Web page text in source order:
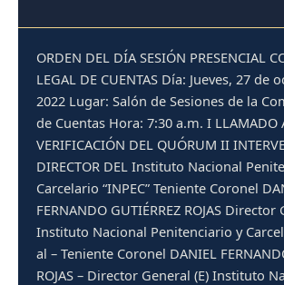
ORDEN DEL DÍA SESIÓN PRESENCIAL
LEGAL DE CUENTAS Día: Jueves, 27 de
2022 Lugar: Salón de Sesiones de la
de Cuentas Hora: 7:30 a.m. I LLAMADO
VERIFICACIÓN DEL QUÓRUM II
DIRECTOR DEL Instituto Nacional
Carcelario “INPEC” Teniente Coronel
FERNANDO GUTIÉRREZ ROJAS Director
Instituto Nacional Penitenciario y
al – Teniente Coronel DANIEL
ROJAS – Director General (E) Instituto